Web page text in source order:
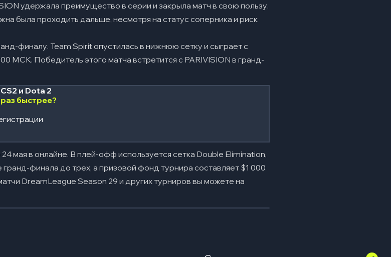
удержала преимущество в серии и закрыла матч в свою пользу.
была проходить дальше, несмотря на статус соперника и риск
финалу. Team Spirit опустилась в нижнюю сетку и сыграет с
МСК. Победитель этого матча встретится с PARIVISION в гранд-
и Dota 2
раз быстрее?
мая в онлайне. В плей-офф используется сетка Double Elimination,
финала до трех, а призовой фонд турнира составляет $1 000
DreamLeague Season 29 и других турниров вы можете на